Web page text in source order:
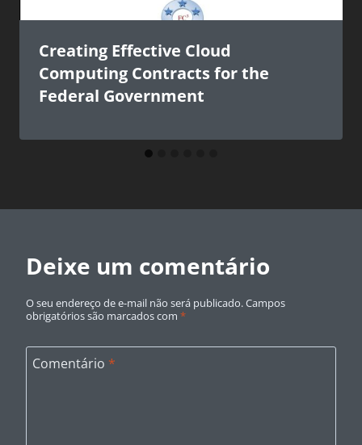
Creating Effective Cloud
Computing Contracts for the
Federal Government
Deixe um comentário
O seu endereço de e-mail não será publicado.Campos
obrigatórios são marcados com *
Comentário *